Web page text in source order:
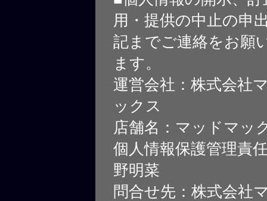
用・提供の中止の申
記までご連絡をお願
ます。
運営会社：株式会社
ックス
店舗名：マッドマッ
個人情報保護管理責
野明菜
問合せ先：株式会社